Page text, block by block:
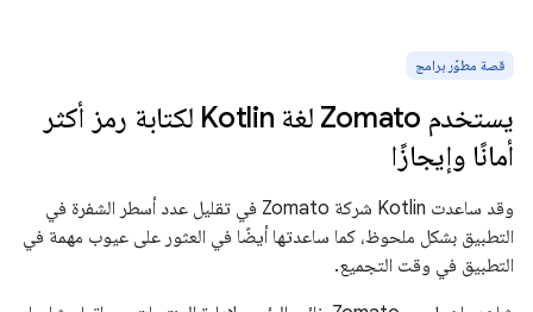
قصة مطوّر برامج
يستخدم Zomato لغة Kotlin لكتابة رمز أكثر
أمانًا وإيجازًا
وقد ساعدت Kotlin شركة Zomato في تقليل عدد أسطر الشفرة في
التطبيق بشكل ملحوظ، كما ساعدتها أيضًا في العثور على عيوب مهمة في
التطبيق في وقت التجميع.